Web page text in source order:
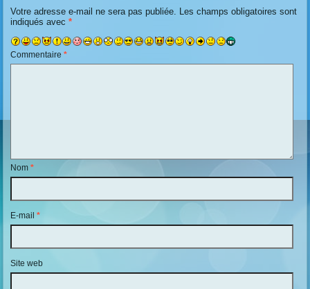
Votre adresse e-mail ne sera pas publiée. Les champs obligatoires sont
indiqués avec*
Commentaire*
Nom*
E-mail*
Site web